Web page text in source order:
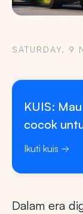
SATURDAY, 9
KUIS:
cocok
Ikuti kuis
Dalam era